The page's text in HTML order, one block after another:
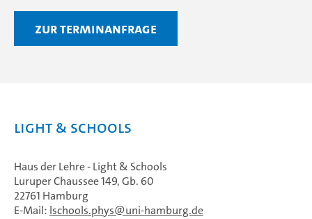
Zur Terminanfrage
Light & Schools
Haus der Lehre - Light & Schools
Luruper Chaussee 149, Gb. 60
22761 Hamburg
E-Mail: lschools.phys uni-hamburg.de